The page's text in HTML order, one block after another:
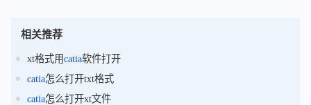
相关推荐
xt格式用catia软件打开
catia怎么打开txt格式
catia怎么打开xt文件